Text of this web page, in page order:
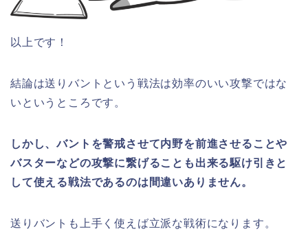
以上です！
結論は送りバントという戦法は効率のいい攻撃ではな
いというところです。
しかし、バントを警戒させて内野を前進させることや
バスターなどの攻撃に繋げることも出来る駆け引きと
して使える戦法であるのは間違いありません。
送りバントも上手く使えば立派な戦術になります。